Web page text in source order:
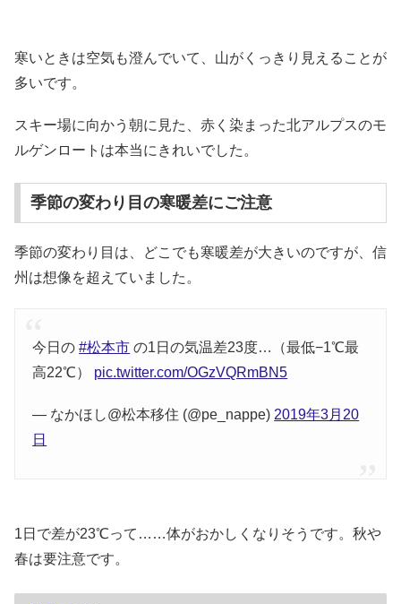
寒いときは空気も澄んでいて、山がくっきり見えることが
多いです。
スキー場に向かう朝に見た、赤く染まった北アルプスのモ
ルゲンロートは本当にきれいでした。
季節の変わり目の寒暖差にご注意
季節の変わり目は、どこでも寒暖差が大きいのですが、信
州は想像を超えていました。
今日の#松本市 の1日の気温差23度…（最低−1℃最
高22℃） pic.twitter.com/OGzVQRmBN5
— なかほし@松本移住 (@pe_nappe) 2019年3月20
日
1日で差が23℃って……体がおかしくなりそうです。秋や
春は要注意です。